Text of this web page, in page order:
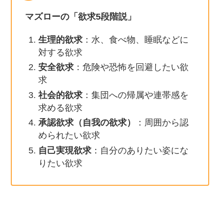
マズローの「欲求5段階説」
生理的欲求 ：水、食べ物、睡眠などに
対する欲求
安全欲求 ：危険や恐怖を回避したい欲
求
社会的欲求 ：集団への帰属や連帯感を
求める欲求
承認欲求（自我の欲求）
：周囲から認
められたい欲求
自己実現欲求 ：自分のありたい姿にな
りたい欲求